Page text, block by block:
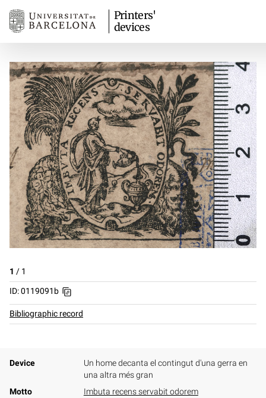
Printers'
devices
1 / 1
ID: 0119091b
Bibliographic record
Device
Un home decanta el contingut d'una gerra en
una altra més gran
Motto
Imbuta recens servabit odorem